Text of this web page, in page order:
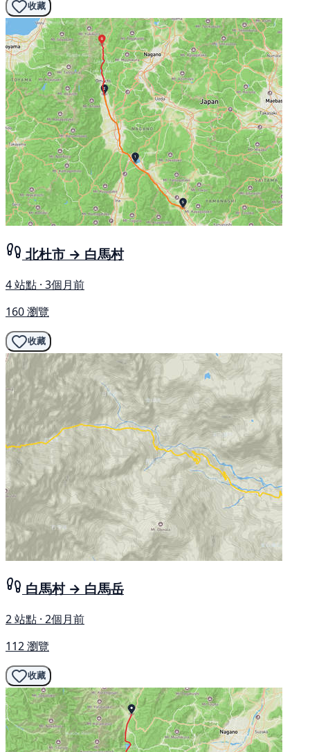
收藏
北杜市 → 白馬村
4 站點 · 3個月前
160 瀏覽
收藏
白馬村 → 白馬岳
2 站點 · 2個月前
112 瀏覽
收藏